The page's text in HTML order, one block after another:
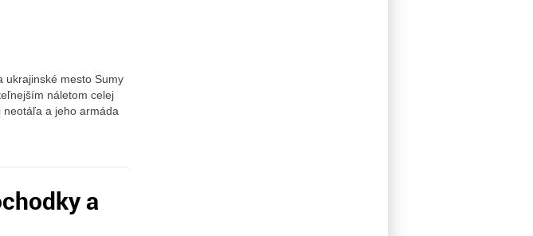
ukrajinské mesto Sumy
náletom celej
neotáľa a jeho armáda
a